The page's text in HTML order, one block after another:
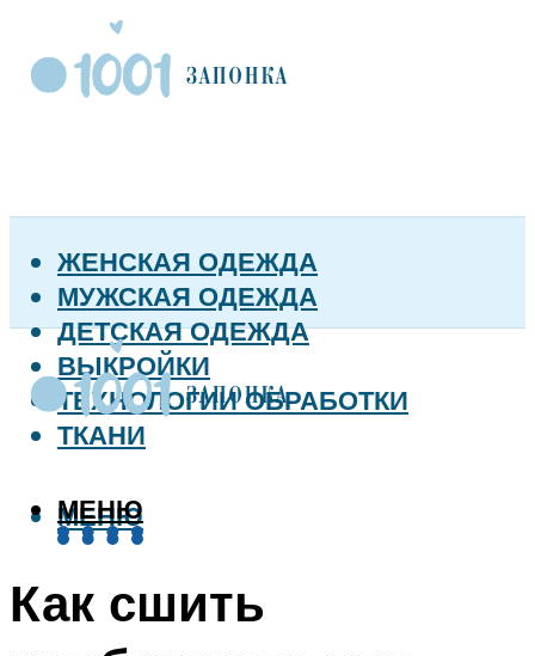
ЖЕНСКАЯ ОДЕЖДА
МУЖСКАЯ ОДЕЖДА
ДЕТСКАЯ ОДЕЖДА
ВЫКРОЙКИ
ТЕХНОЛОГИИ ОБРАБОТКИ
ТКАНИ
МЕНЮ
МЕНЮ
Как сшить